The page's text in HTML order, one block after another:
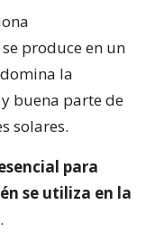
produce en un
la
buena parte de
solares.
para
se utiliza en la
.